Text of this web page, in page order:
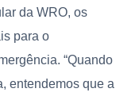
da WRO, os
para o
“Quando
entendemos que a